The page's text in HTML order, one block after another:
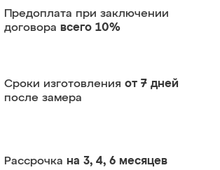
Предоплата при заключении
договора всего 10%
Сроки изготовления от 7 дней
после замера
Рассрочка на 3, 4, 6 месяцев